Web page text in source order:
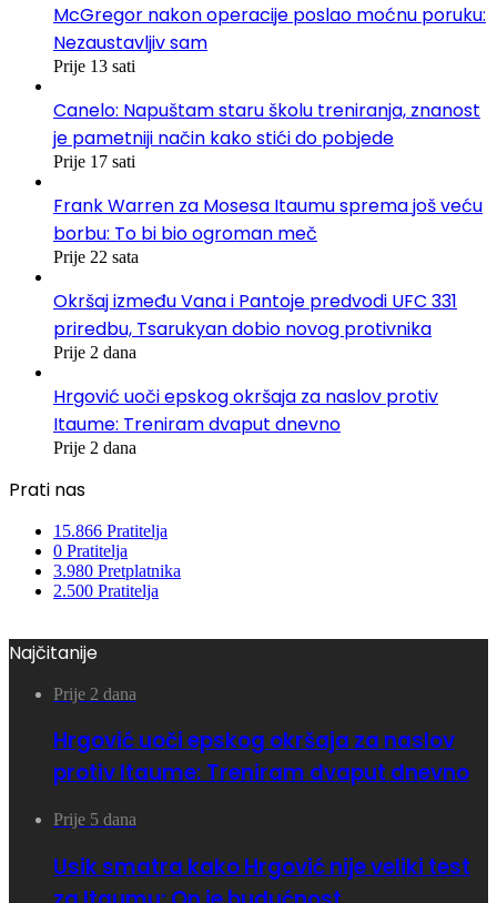
McGregor nakon operacije poslao moćnu poruku:
Nezaustavljiv sam
Prije 13 sati
Canelo: Napuštam staru školu treniranja, znanost
je pametniji način kako stići do pobjede
Prije 17 sati
Frank Warren za Mosesa Itaumu sprema još veću
borbu: To bi bio ogroman meč
Prije 22 sata
Okršaj između Vana i Pantoje predvodi UFC 331
priredbu, Tsarukyan dobio novog protivnika
Prije 2 dana
Hrgović uoči epskog okršaja za naslov protiv
Itaume: Treniram dvaput dnevno
Prije 2 dana
Prati nas
15.866 Pratitelja
0 Pratitelja
3.980 Pretplatnika
2.500 Pratitelja
Najčitanije
Prije 2 dana
Hrgović uoči epskog okršaja za naslov
protiv Itaume: Treniram dvaput dnevno
Prije 5 dana
Usik smatra kako Hrgović nije veliki test